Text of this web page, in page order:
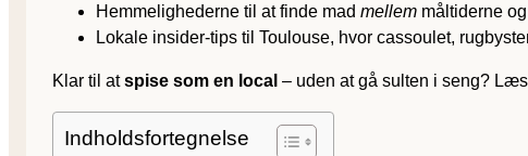
Hemmelighederne til at finde mad mellem måltiderne
Lokale insider-tips til Toulouse, hvor cassoulet,
Klar til atspise som en local – uden at gå sulten i seng?
Indholdsfortegnelse